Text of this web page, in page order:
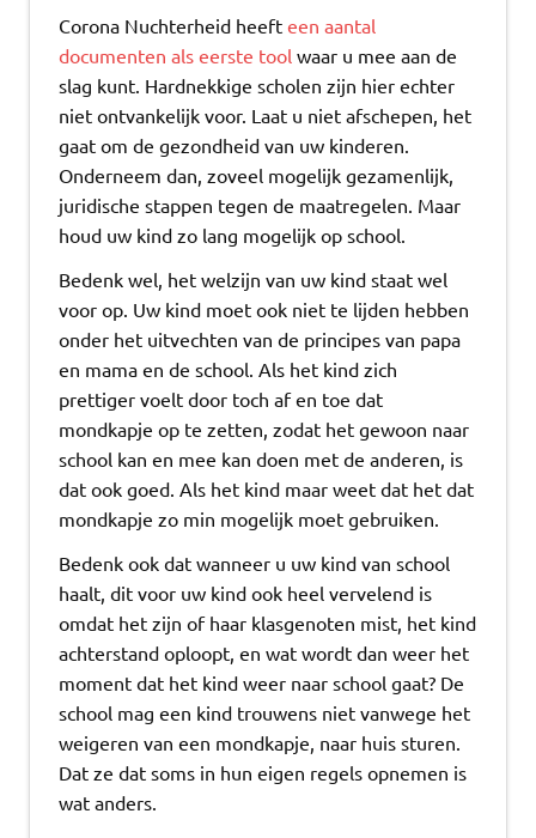
Corona Nuchterheid heeft een aantal
documenten als eerste tool waar u mee aan de
slag kunt. Hardnekkige scholen zijn hier echter
niet ontvankelijk voor. Laat u niet afschepen, het
gaat om de gezondheid van uw kinderen.
Onderneem dan, zoveel mogelijk gezamenlijk,
juridische stappen tegen de maatregelen. Maar
houd uw kind zo lang mogelijk op school.
Bedenk wel, het welzijn van uw kind staat wel
voor op. Uw kind moet ook niet te lijden hebben
onder het uitvechten van de principes van papa
en mama en de school. Als het kind zich
prettiger voelt door toch af en toe dat
mondkapje op te zetten, zodat het gewoon naar
school kan en mee kan doen met de anderen, is
dat ook goed. Als het kind maar weet dat het dat
mondkapje zo min mogelijk moet gebruiken.
Bedenk ook dat wanneer u uw kind van school
haalt, dit voor uw kind ook heel vervelend is
omdat het zijn of haar klasgenoten mist, het kind
achterstand oploopt, en wat wordt dan weer het
moment dat het kind weer naar school gaat? De
school mag een kind trouwens niet vanwege het
weigeren van een mondkapje, naar huis sturen.
Dat ze dat soms in hun eigen regels opnemen is
wat anders.